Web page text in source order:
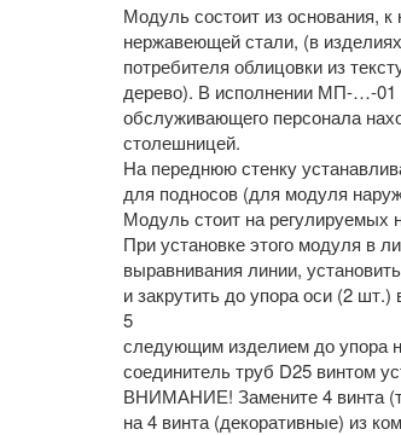
Модуль состоит из основания, к
нержавеющей стали, (в
потребителя облицовки из
дерево). В исполнении МП-…-01
обслуживающего персонала
столешницей.
На переднюю стенку
для подносов (для модуля
Модуль стоит на регулируемых
При установке этого модуля в
выравнивания линии,
и закрутить до упора оси (2
5
следующим изделием до упора
соединитель труб D25 винтом
ВНИМАНИЕ! Замените 4 винта
на 4 винта (декоративные) из